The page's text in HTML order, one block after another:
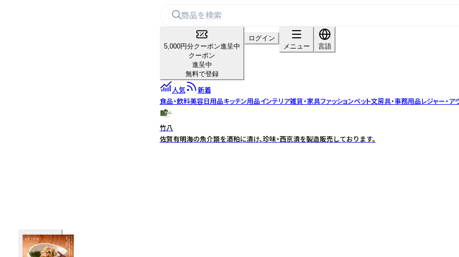
5,000円分クーポン進呈中
クーポン
進呈中
無料で登録
ログイン
メニュー
言語
人気
新着
食品・飲料美容日用品キッチン用品インテリア雑貨・家具ファッションペット文房具・事務用品レジャー・ア
竹八
佐賀有明海の魚介類を酒粕に漬け、珍味・西京漬を製造販売しております。